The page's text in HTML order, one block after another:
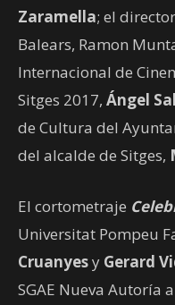
Zaramella; el
Balears, Ramon
Internacional de
Sitges 2017, Ángel
de Cultura del
del alcalde de Sitges,
El cortometraje
Universitat Pompeu
Cruanyesy Gerard
SGAE Nueva Autoría